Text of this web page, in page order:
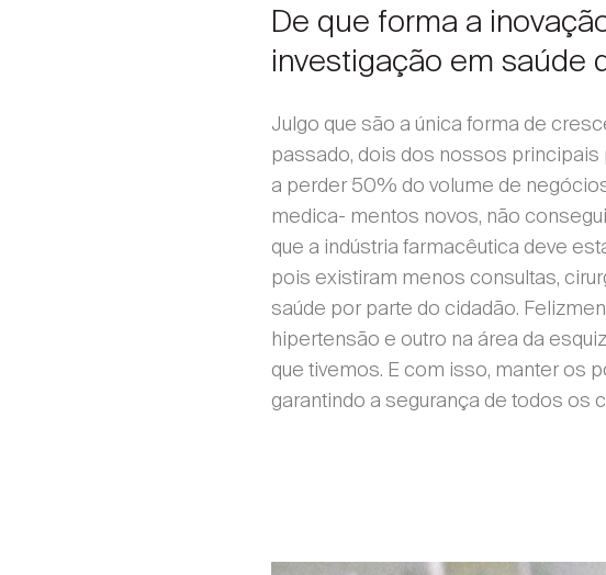
De que forma a
investigação em saúde
Julgo que são a única forma de
passado, dois dos nossos
a perder 50% do volume de
medica- mentos novos, não
que a indústria farmacêutica deve
pois existiram menos consultas,
saúde por parte do cidadão.
hipertensão e outro na área da
que tivemos. E com isso, manter os
garantindo a segurança de todos os